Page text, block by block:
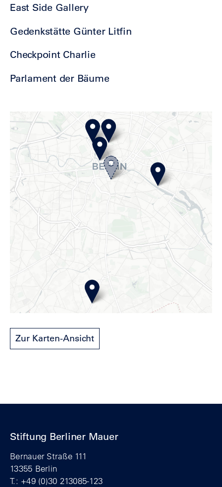
East Side Gallery
Gedenkstätte Günter Litfin
Checkpoint Charlie
Parlament der Bäume
Zur Karten-Ansicht
Stiftung Berliner Mauer
Bernauer Straße 111
13355 Berlin
T.: +49 (0)30 213085-123